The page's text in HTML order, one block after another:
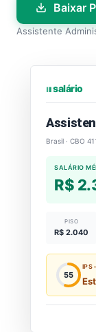
Baixar
Assistente
⏐⏐⏐ salário
Brasil · CBO
SALÁRIO
R$
PISO
R$ 2.040
55
IPS